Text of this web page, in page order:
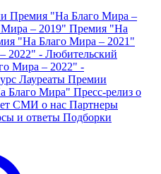
Премия "На Благо Мира –
– 2019" Премия "На
"На Благо Мира – 2021"
2022" - Любительский
Мира – 2022" -
Лауреаты Премии
Благо Мира" Пресс-релиз о
СМИ о нас Партнеры
и ответы Подборки